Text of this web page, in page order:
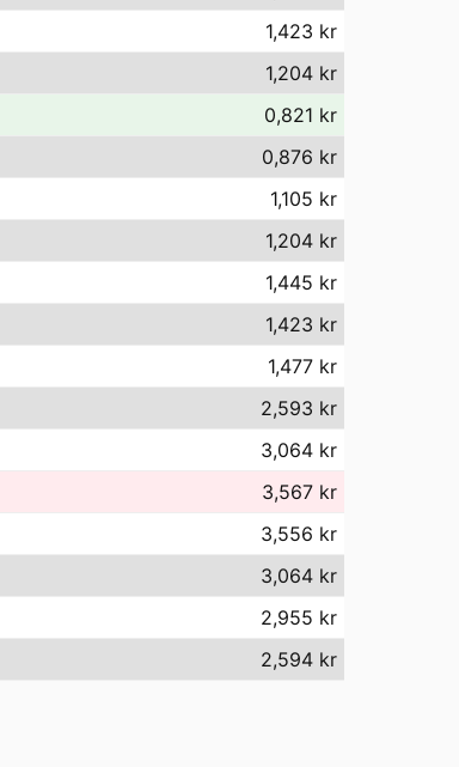
1,423 kr
1,204 kr
0,821 kr
0,876 kr
1,105 kr
1,204 kr
1,445 kr
1,423 kr
1,477 kr
2,593 kr
3,064 kr
3,567 kr
3,556 kr
3,064 kr
2,955 kr
2,594 kr